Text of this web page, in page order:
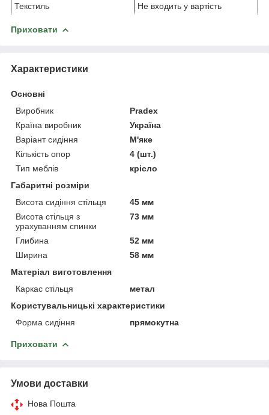
Текстиль
Не входить у вартість
Приховати
Характеристики
Основні
Виробник
Pradex
Країна виробник
Україна
Варіант сидіння
М'яке
Кількість опор
4 (шт.)
Тип меблів
крісло
Габаритні розміри
Висота сидіння стільця
45 мм
Висота стільця з
урахуванням спинки
73 мм
Глибина
52 мм
Ширина
58 мм
Матеріал виготовлення
Каркас стільця
метал
Користувальницькі характеристики
Форма сидіння
прямокутна
Приховати
Умови доставки
Нова Пошта